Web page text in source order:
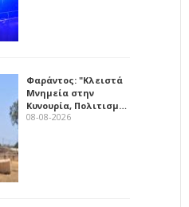
Φαράντος: "Κλειστά
Μνημεία στην
Κυνουρία, Πολιτισμ…
08-08-2026